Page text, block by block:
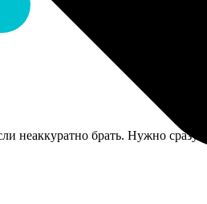
неаккуратно брать. Нужно сразу